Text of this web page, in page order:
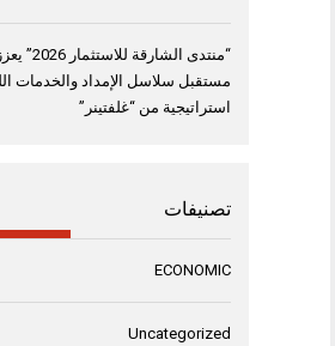
“منتدى
مستقبل سلاسل الإمداد والخدمات
استراتيجية من “غلفتينر”
تصنيفات
ECONOMIC
Uncategorized